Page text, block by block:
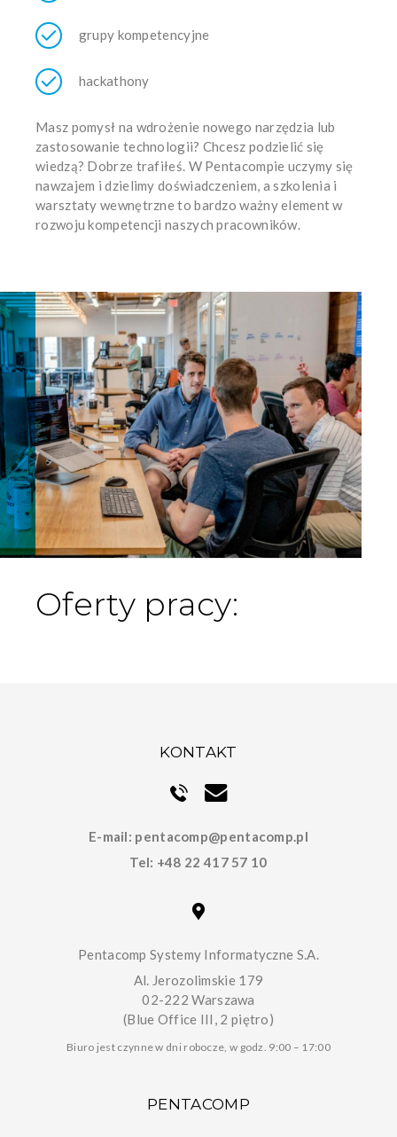
grupy kompetencyjne
hackathony
Masz pomysł na wdrożenie nowego narzędzia lub
zastosowanie technologii? Chcesz podzielić się
wiedzą? Dobrze trafiłeś. W Pentacompie uczymy się
nawzajem i dzielimy doświadczeniem, a szkolenia i
warsztaty wewnętrzne to bardzo ważny element w
rozwoju kompetencji naszych pracowników.
Oferty pracy:
KONTAKT
E-mail: pentacomp@pentacomp.pl
Tel: +48 22 417 57 10
Pentacomp Systemy Informatyczne S.A.
Al. Jerozolimskie 179
02-222 Warszawa
(Blue Office III, 2 piętro)
Biuro jest czynne w dni robocze, w godz. 9:00 – 17:00
PENTACOMP